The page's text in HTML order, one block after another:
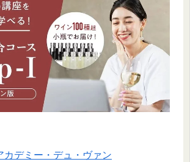
カデミー・デュ・ヴァン